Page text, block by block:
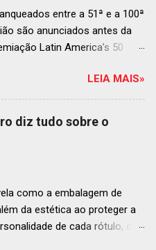
entre a 51ª e a 100ª
são anunciados antes da
Latin America’s 50
em Antígua, Guatemala
o brasileiro mais
lista estendida O Latin
Restaurants anunciou hoje a
No.51 a No.100,em
de toda a região.
demonstra o empenho da
reconhecer um espectro mais
LEIA MAIS»
diz tudo sobre o
como a embalagem de
da estética ao proteger a
de cada rótulo, do